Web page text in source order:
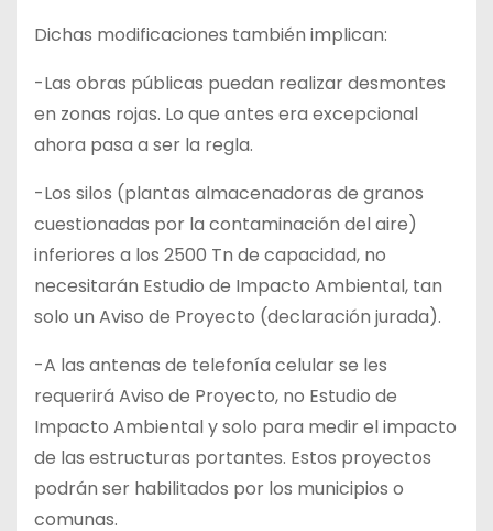
Dichas modificaciones también implican:
-Las obras públicas puedan realizar desmontes
en zonas rojas. Lo que antes era excepcional
ahora pasa a ser la regla.
-Los silos (plantas almacenadoras de granos
cuestionadas por la contaminación del aire)
inferiores a los 2500 Tn de capacidad, no
necesitarán Estudio de Impacto Ambiental, tan
solo un Aviso de Proyecto (declaración jurada).
-A las antenas de telefonía celular se les
requerirá Aviso de Proyecto, no Estudio de
Impacto Ambiental y solo para medir el impacto
de las estructuras portantes. Estos proyectos
podrán ser habilitados por los municipios o
comunas.